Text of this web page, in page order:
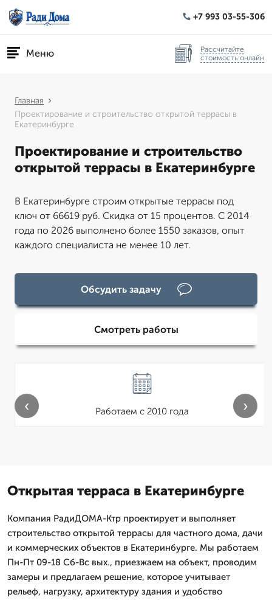
+7 993 03-55-306
Меню
Рассчитайте
стоимость онлайн
Главная
Проектирование и строительство открытой террасы в
Екатеринбурге
Проектирование и строительство
открытой террасы в Екатеринбурге
В Екатеринбурге строим открытые террасы под
ключ от 66619 руб. Скидка от 15 процентов. С 2014
года по 2026 выполнено более 1550 заказов, опыт
каждого специалиста не менее 10 лет.
Обсудить задачу
Смотреть работы
Работаем с 2010 года
‹ ›
Открытая терраса в Екатеринбурге
Компания РадиДОМА-Ктр проектирует и выполняет
строительство открытой террасы для частного дома, дачи
и коммерческих объектов в Екатеринбурге. Мы работаем
Пн-Пт 09-18 Сб-Вс вых., приезжаем на объект, проводим
замеры и предлагаем решение, которое учитывает
рельеф, нагрузку, архитектуру здания и удобство